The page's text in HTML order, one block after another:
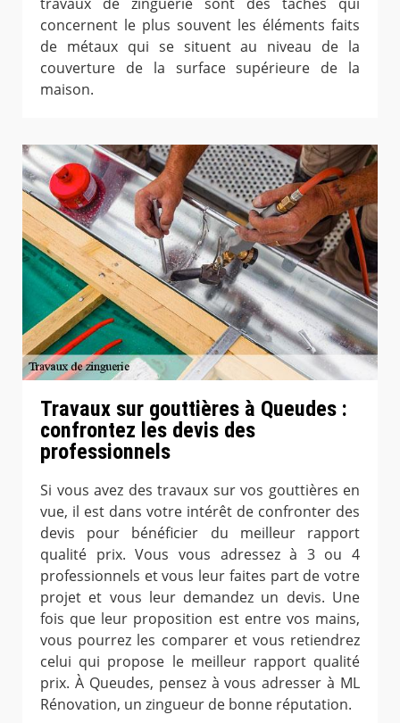
concernent le plus souvent les éléments faits
de métaux qui se situent au niveau de la
couverture de la surface supérieure de la
maison.
Travaux sur gouttières à Queudes :
confrontez les devis des
professionnels
Si vous avez des travaux sur vos gouttières en
vue, il est dans votre intérêt de confronter des
devis pour bénéficier du meilleur rapport
qualité prix. Vous vous adressez à 3 ou 4
professionnels et vous leur faites part de votre
projet et vous leur demandez un devis. Une
fois que leur proposition est entre vos mains,
vous pourrez les comparer et vous retiendrez
celui qui propose le meilleur rapport qualité
prix. À Queudes, pensez à vous adresser à ML
Rénovation, un zingueur de bonne réputation.